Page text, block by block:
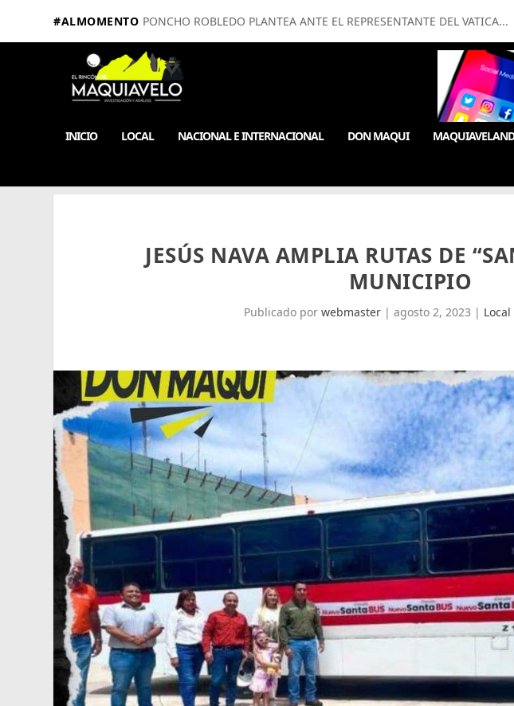
#ALMOMENTO PONCHO ROBLEDO PLANTEA ANTE EL REPRESENTANTE DEL VATICA...
INICIO LOCAL NACIONAL E INTERNACIONAL DON MAQUI
JESÚS NAVA AMPLIA RUTAS DE
MUNICIPIO
Publicado porwebmaster |agosto 2, 2023 | Local